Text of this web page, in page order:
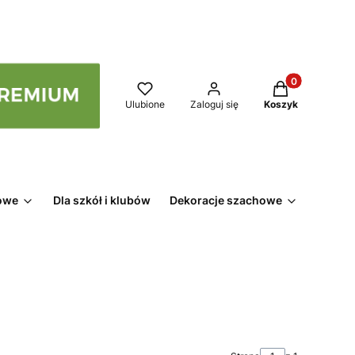
Ulubione Zaloguj się
Produkty w
Koszyk
Dla szkół i klubów Dekoracje szachowe